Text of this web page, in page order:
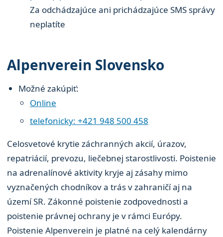
Za odchádzajúce ani prichádzajúce SMS správy
neplatíte
Alpenverein Slovensko
Možné zakúpiť:
Online
telefonicky: +421 948 500 458
Celosvetové krytie záchranných akcií, úrazov,
repatriácií, prevozu, liečebnej starostlivosti. Poistenie
na adrenalínové aktivity kryje aj zásahy mimo
vyznačených chodníkov a trás v zahraničí aj na
území SR. Zákonné poistenie zodpovednosti a
poistenie právnej ochrany je v rámci Európy.
Poistenie Alpenverein je platné na celý kalendárny